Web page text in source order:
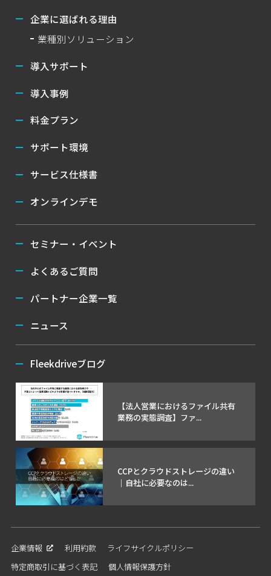
企業に選ばれる理由
業種別ソリューション
導入サポート
導入事例
料金プラン
サポート環境
サービス仕様書
オンラインデモ
セミナー・イベント
よくあるご質問
パートナー企業一覧
ニュース
Fleekdriveブログ
【法人営業におけるファイル共有
業務の実態調査】ファ...
CCPとクラウドストレージの違い
｜自社に必要なのは...
企業情報 利用約款
ライフサイクルポリシー
特定商取引に基づく表記
個人情報保護方針